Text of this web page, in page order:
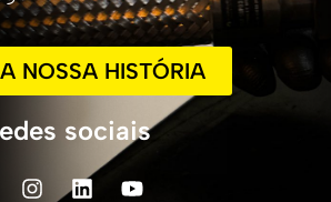
NOSSA HISTÓRIA
sociais